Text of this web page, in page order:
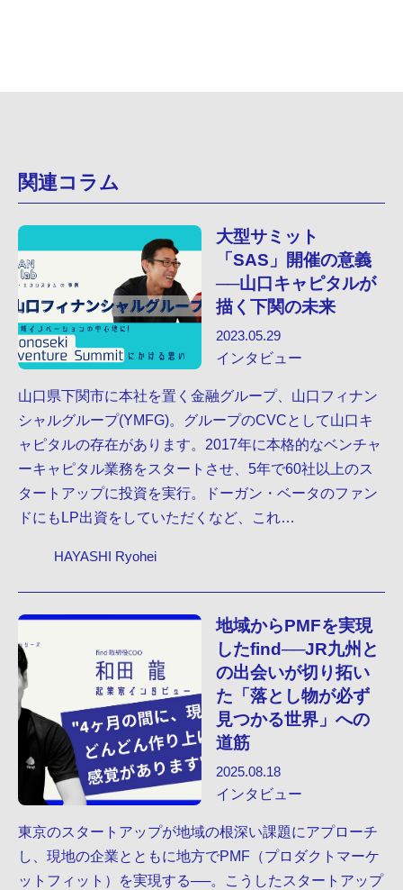
関連コラム
大型サミット
「SAS」開催の意義
──山口キャピタルが
描く下関の未来
2023.05.29
インタビュー
山口県下関市に本社を置く金融グループ、山口フィナン
シャルグループ(YMFG)。グループのCVCとして山口キ
ャピタルの存在があります。2017年に本格的なベンチャ
ーキャピタル業務をスタートさせ、5年で60社以上のス
タートアップに投資を実行。ドーガン・ベータのファン
ドにもLP出資をしていただくなど、これ…
HAYASHI Ryohei
地域からPMFを実現
したfind──JR九州と
の出会いが切り拓い
た「落とし物が必ず
見つかる世界」への
道筋
2025.08.18
インタビュー
東京のスタートアップが地域の根深い課題にアプローチ
し、現地の企業とともに地方でPMF（プロダクトマーケ
ットフィット）を実現する──。こうしたスタートアップ